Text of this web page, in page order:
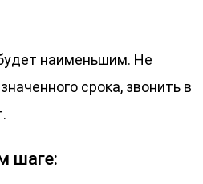
наименьшим. Не
срока, звонить в
шаге: